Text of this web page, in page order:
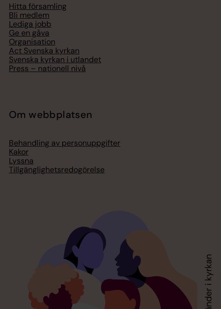
Hitta församling
Bli medlem
Lediga jobb
Ge en gåva
Organisation
Act Svenska kyrkan
Svenska kyrkan i utlandet
Press – nationell nivå
Om webbplatsen
Behandling av personuppgifter
Kakor
Lyssna
Tillgänglighetsredogörelse